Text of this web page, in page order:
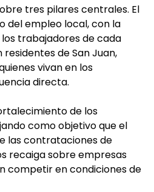
tres pilares centrales. El
del empleo local, con la
trabajadores de cada
de San Juan,
vivan en los
directa.
de los
como objetivo que el
las contrataciones de
recaiga sobre empresas
competir en condiciones de